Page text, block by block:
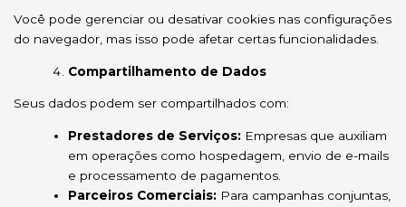
Você pode gerenciar ou desativar cookies nas configurações
do navegador, mas isso pode afetar certas funcionalidades.
Compartilhamento de Dados
Seus dados podem ser compartilhados com:
Prestadores de Serviços: Empresas que auxiliam
em operações como hospedagem, envio de e-mails
e processamento de pagamentos.
Parceiros Comerciais: Para campanhas conjuntas,